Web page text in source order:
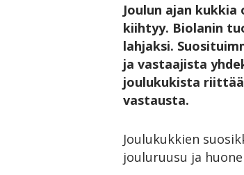
Joulun ajan
kiihtyy. Biolanin
lahjaksi.
ja vastaajista
joulukukista
vastausta.
Joulukukkien
jouluruusu ja